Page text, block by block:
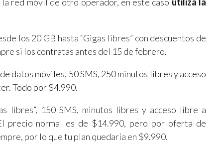
los 20 GB hasta “Gigas libres” con descuentos de
si los contratas antes del 15 de febrero.
datos móviles, 50 SMS, 250 minutos libres y acceso
Todo por $4.990.
libres”, 150 SMS, minutos libres y acceso libre a
precio normal es de $14.990, pero por oferta de
por lo que tu plan quedaría en $9.990.